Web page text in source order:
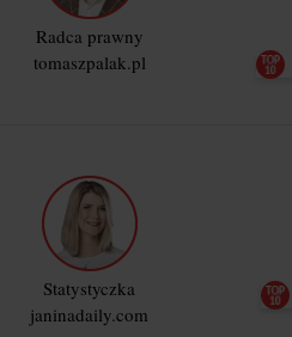
Radca prawny
tomaszpalak.pl
Statystyczka
janinadaily.com